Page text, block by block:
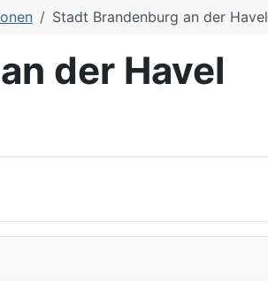
Stadt Brandenburg an der Havel
der Havel